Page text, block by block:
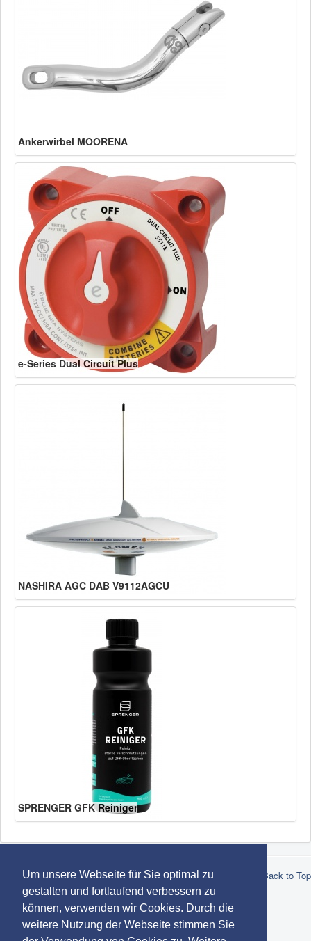
Um unsere Webseite für Sie optimal zu
gestalten und fortlaufend verbessern zu
können, verwenden wir Cookies. Durch die
weitere Nutzung der Webseite stimmen Sie
Ankerwirbel MOORENA
e-Series Dual Circuit Plus
NASHIRA AGC DAB V9112AGCU
SPRENGER GFK Reiniger
Back to Top
© 2026 Robert Lindemann KG - Datenschutz-Impressum
Marken